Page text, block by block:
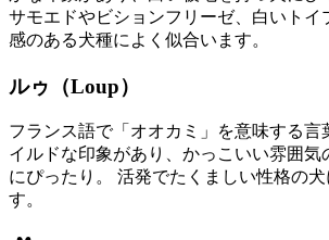
サモエドやビションフリーゼ、白いトイ
感のある犬種によく似合います。
ルゥ（Loup）
フランス語で「オオカミ」を意味する言
イルドな印象があり、かっこいい雰囲気
にぴったり。 活発でたくましい性格の犬
す。